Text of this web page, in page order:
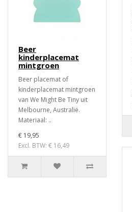
Beer
kinderplacemat
mintgroen
Beer placemat of
kinderplacemat mintgroen
van We Might Be Tiny uit
Melbourne, Australië.
Materiaal: ..
€ 19,95
Excl. BTW: € 16,49